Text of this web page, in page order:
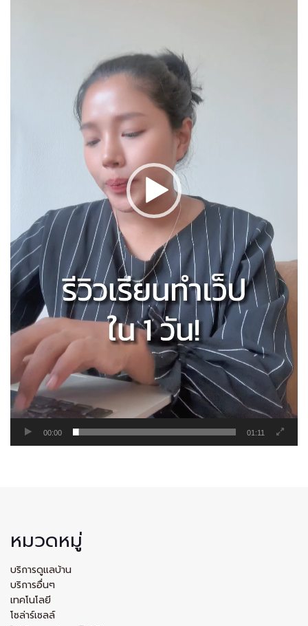
00:00 01:11
หมวดหมู่
บริการดูแลบ้าน
บริการอื่นๆ
เทคโนโลยี
โซล่าร์เซลล์